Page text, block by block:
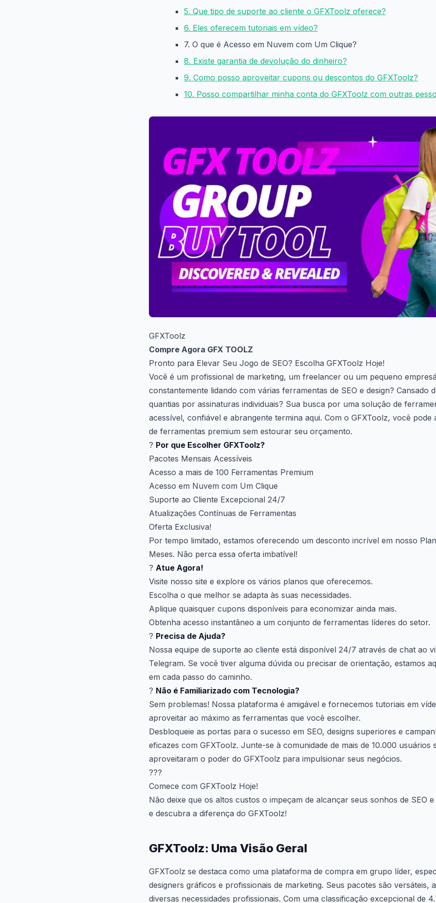
5. Que tipo de suporte ao cliente o GFXToolz oferece?
6. Eles oferecem tutoriais em vídeo?
7. O que é Acesso em Nuvem com Um Clique?
8. Existe garantia de devolução do dinheiro?
9. Como posso aproveitar cupons ou descontos do GFXToolz?
10. Posso compartilhar minha conta do GFXToolz com outras
GFXToolz
Compre Agora GFX TOOLZ
Pronto para Elevar Seu Jogo de SEO? Escolha GFXToolz Hoje!
Você é um profissional de marketing, um freelancer ou um pequeno
constantemente lidando com várias ferramentas de SEO e design? Cansado
quantias por assinaturas individuais? Sua busca por uma solução de
acessível, confiável e abrangente termina aqui. Com o GFXToolz, você
de ferramentas premium sem estourar seu orçamento.
? Por que Escolher GFXToolz?
Pacotes Mensais Acessíveis
Acesso a mais de 100 Ferramentas Premium
Acesso em Nuvem com Um Clique
Suporte ao Cliente Excepcional 24/7
Atualizações Contínuas de Ferramentas
Oferta Exclusiva!
Por tempo limitado, estamos oferecendo um desconto incrível em nosso
Meses. Não perca essa oferta imbatível!
? Atue Agora!
Visite nosso site e explore os vários planos que oferecemos.
Escolha o que melhor se adapta às suas necessidades.
Aplique quaisquer cupons disponíveis para economizar ainda mais.
Obtenha acesso instantâneo a um conjunto de ferramentas líderes do setor.
? Precisa de Ajuda?
Nossa equipe de suporte ao cliente está disponível 24/7 através de chat ao
Telegram. Se você tiver alguma dúvida ou precisar de orientação, estamos
em cada passo do caminho.
? Não é Familiarizado com Tecnologia?
Sem problemas! Nossa plataforma é amigável e fornecemos tutoriais em
aproveitar ao máximo as ferramentas que você escolher.
Desbloqueie as portas para o sucesso em SEO, designs superiores e
eficazes com GFXToolz. Junte-se à comunidade de mais de 10.000 usuários
aproveitaram o poder do GFXToolz para impulsionar seus negócios.
???
Comece com GFXToolz Hoje!
Não deixe que os altos custos o impeçam de alcançar seus sonhos de SEO
e descubra a diferença do GFXToolz!
GFXToolz: Uma Visão Geral
GFXToolz se destaca como uma plataforma de compra em grupo líder,
designers gráficos e profissionais de marketing. Seus pacotes são versáteis,
diversas necessidades profissionais. Com uma classificação excepcional de